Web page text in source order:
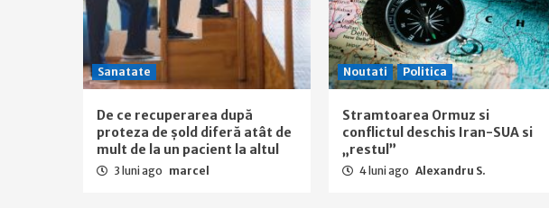
Sanatate
De ce recuperarea după
proteza de șold diferă atât de
mult de la un pacient la altul
3 luni ago marcel
Noutati Politica
Stramtoarea Ormuz si
conflictul deschis Iran-SUA si
„restul”
4 luni ago Alexandru S.